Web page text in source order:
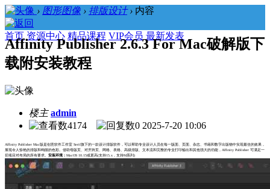
› 图形图像 › 排版设计 › 内容
首页 资源中心 精品课程 VIP会员 最新发表
Affinity Publisher 2.6.3 For Mac破解版下
载附安装教程
楼主 admin
4174
0 2025-7-20 10:06
Affinity Publisher Mac版是创意软件工作室 Serif旗下的一款设计排版软件，可以帮助专业设计人员在每一版面、页面、杂志、书籍和数字出版物中实现最佳的效果，
展现令人惊艳的排版和绚丽的色彩。借助母版页、对开跨页、网格、表格、高级排版、文本流和完整的专业打印输出和其他强大的功能，Affinity Publisher 可满足一
切项目对布局的所有要求。 安装环境： MacOS 10.15或更高(支持15.x，支持M系列)